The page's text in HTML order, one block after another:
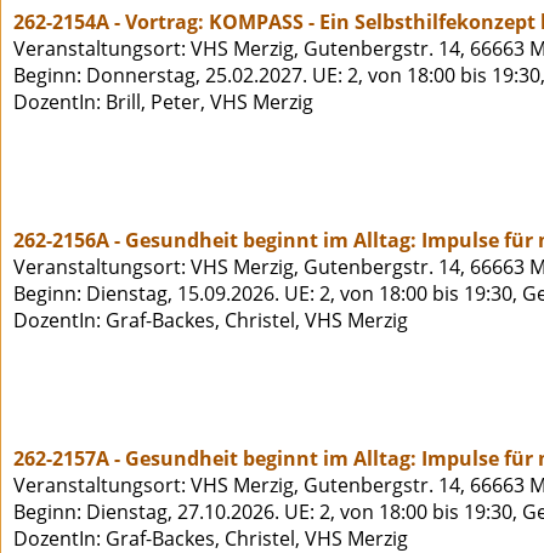
262-2154A - Vortrag: KOMPASS - Ein
Veranstaltungsort: VHS Merzig, Gutenbergstr. 14, 66663
Beginn: Donnerstag, 25.02.2027. UE: 2, von 18:00 bis
DozentIn: Brill, Peter, VHS Merzig
262-2156A - Gesundheit beginnt im Alltag: Impulse für
Veranstaltungsort: VHS Merzig, Gutenbergstr. 14, 66663
Beginn: Dienstag, 15.09.2026. UE: 2, von 18:00 bis 19:30,
DozentIn: Graf-Backes, Christel, VHS Merzig
262-2157A - Gesundheit beginnt im Alltag: Impulse für
Veranstaltungsort: VHS Merzig, Gutenbergstr. 14, 66663
Beginn: Dienstag, 27.10.2026. UE: 2, von 18:00 bis 19:30,
DozentIn: Graf-Backes, Christel, VHS Merzig